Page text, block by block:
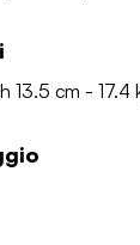
13.5 cm - 17.4